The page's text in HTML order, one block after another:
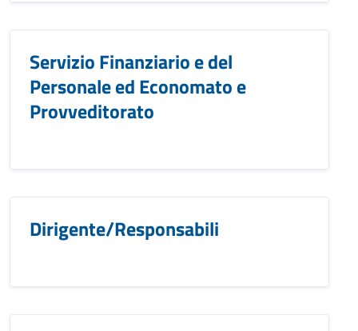
Servizio Finanziario e del
Personale ed Economato e
Provveditorato
Dirigente/Responsabili